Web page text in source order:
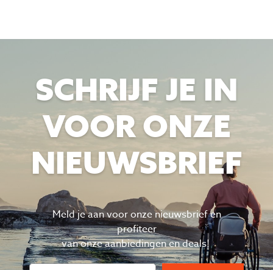
SCHRIJF JE IN
VOOR ONZE
NIEUWSBRIEF
Meld je aan voor onze nieuwsbrief en
profiteer
vanonze aanbiedingen en deals!